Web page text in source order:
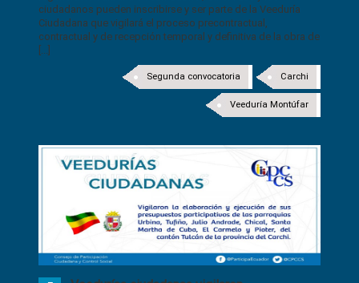
ciudadanos pueden inscribirse y ser parte de la Veeduría
Ciudadana que vigilará el proceso precontractual,
contractual y de recepción temporal y definitiva de la obra de
[...]
Carchi
Segunda convocatoria
Veeduría Montúfar